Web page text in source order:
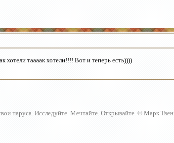
таааак хотели!!!! Вот и теперь есть))))
паруса. Исследуйте. Мечтайте. Открывайте. © Марк Твен